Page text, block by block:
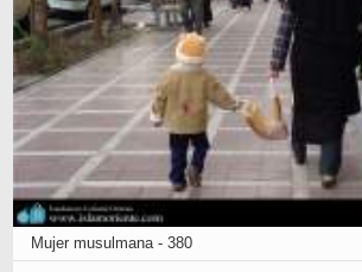
Mujer musulmana - 380